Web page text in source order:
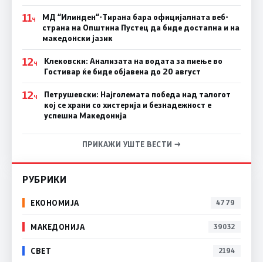
11Ч
МД “Илинден“-Тирана бара официјалната веб-
страна на Општина Пустец да биде достапна и на
македонски јазик
12Ч
Клековски: Анализата на водата за пиење во
Гостивар ќе биде објавена до 20 август
12Ч
Петрушевски: Најголемата победа над талогот
кој се храни со хистерија и безнадежност е
успешна Македонија
ПРИКАЖИ УШТЕ ВЕСТИ →
РУБРИКИ
ЕКОНОМИЈА 4779
МАКЕДОНИЈА 39032
СВЕТ 2194